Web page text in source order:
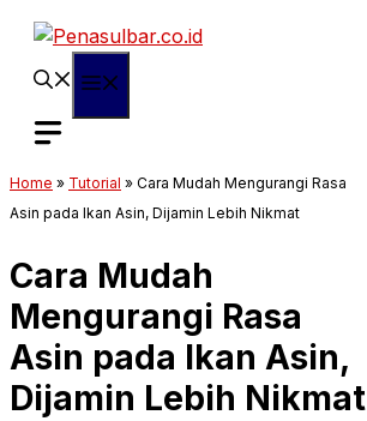
Langsung
Home » Tutorial » Cara Mudah Mengurangi Rasa
Asin pada Ikan Asin, Dijamin Lebih Nikmat
Cara Mudah
Mengurangi Rasa
Asin pada Ikan Asin,
Dijamin Lebih Nikmat